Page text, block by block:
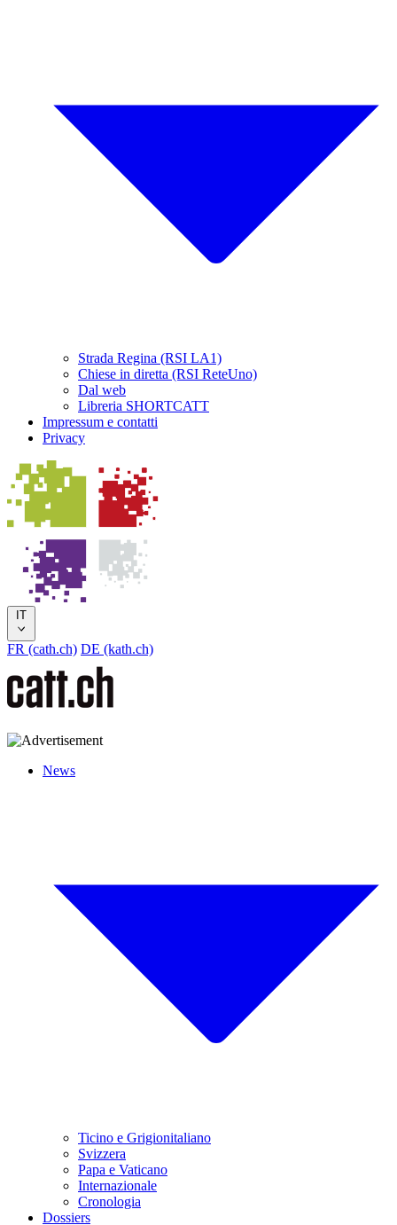
Strada Regina (RSI LA1)
Chiese in diretta (RSI ReteUno)
Dal web
Libreria SHORTCATT
Impressum e contatti
Privacy
IT
FR (cath.ch) DE (kath.ch)
News
Ticino e Grigionitaliano
Svizzera
Papa e Vaticano
Internazionale
Cronologia
Dossiers